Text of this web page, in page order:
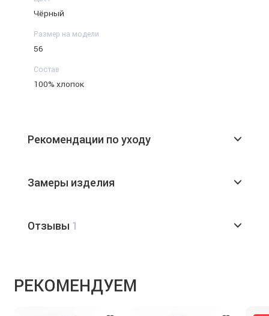
Чёрный
Размер на модели
56
Состав
100% хлопок
Рекомендации по уходу
Замеры изделия
Отзывы 1
РЕКОМЕНДУЕМ